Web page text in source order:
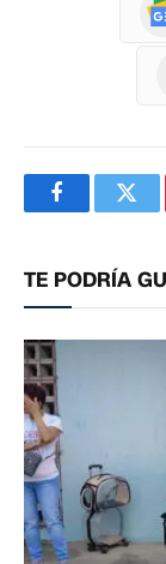
Facebook
TE PODRÍA